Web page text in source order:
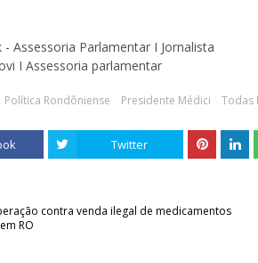
- Assessoria Parlamentar I Jornalista
I Assessoria parlamentar
Política Rondôniense Presidente Médici Todas
Twitter
contra venda ilegal de medicamentos
RO